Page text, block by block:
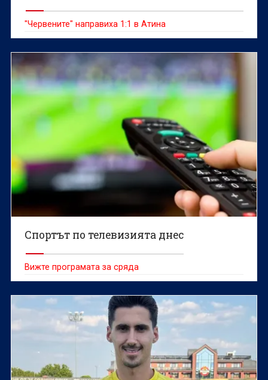
"Червените" направиха 1:1 в Атина
Спортът по телевизията днес
Вижте програмата за сряда